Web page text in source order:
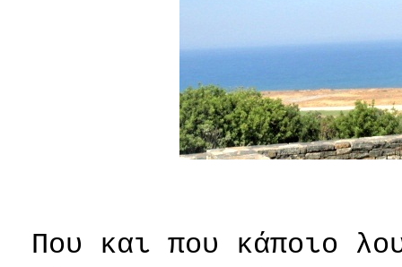
Που και που κάποιο